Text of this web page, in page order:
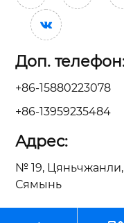

Доп.
+86-15880223078
+86-13959235484
Адрес:
№ 19,
Сямынь